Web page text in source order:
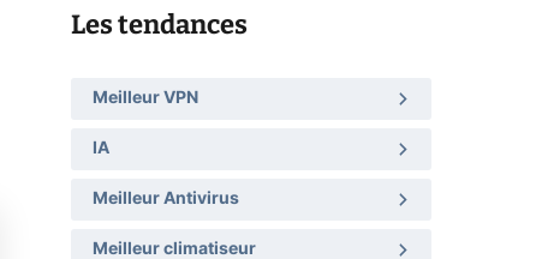
Les tendances
Meilleur VPN
IA
Meilleur Antivirus
Meilleur climatiseur